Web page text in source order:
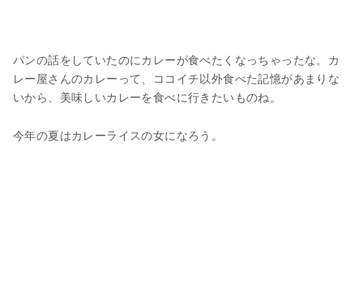
パンの話をしていたのにカレーが食べたくなっちゃったな。カ
レー屋さんのカレーって、ココイチ以外食べた記憶があまりな
いから、美味しいカレーを食べに行きたいものね。
今年の夏はカレーライスの女になろう。